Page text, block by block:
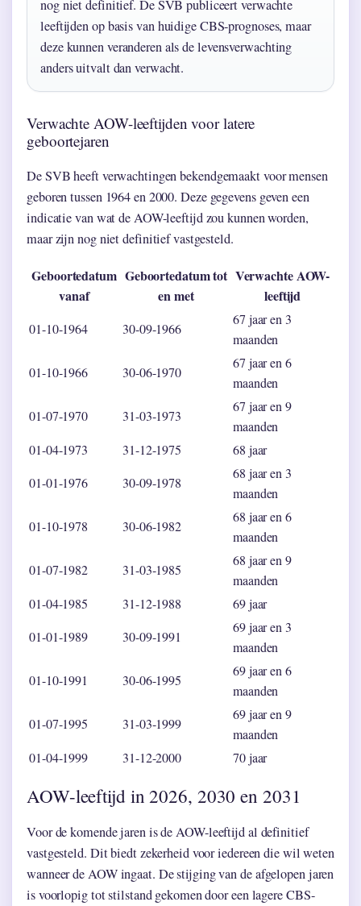
nog niet definitief. De SVB publiceert verwachte
leeftijden op basis van huidige CBS-prognoses, maar
deze kunnen veranderen als de levensverwachting
anders uitvalt dan verwacht.
Verwachte AOW-leeftijden voor latere
geboortejaren
De SVB heeft verwachtingen bekendgemaakt voor mensen
geboren tussen 1964 en 2000. Deze gegevens geven een
indicatie van wat de AOW-leeftijd zou kunnen worden,
maar zijn nog niet definitief vastgesteld.
Geboortedatum
vanaf
Geboortedatum tot
en met
Verwachte AOW-
leeftijd
01-10-1964 30-09-1966
67 jaar en 3
maanden
01-10-1966
30-06-1970
67 jaar en 6
maanden
01-07-1970
31-03-1973
67 jaar en 9
maanden
01-04-1973
31-12-1975
68 jaar
01-01-1976
30-09-1978
68 jaar en 3
maanden
01-10-1978
30-06-1982
68 jaar en 6
maanden
01-07-1982
31-03-1985
68 jaar en 9
maanden
01-04-1985
31-12-1988
69 jaar
01-01-1989
30-09-1991
69 jaar en 3
maanden
01-10-1991
30-06-1995
69 jaar en 6
maanden
01-07-1995
31-03-1999
69 jaar en 9
maanden
01-04-1999
31-12-2000 70 jaar
AOW-leeftijd in 2026, 2030 en 2031
Voor de komende jaren is de AOW-leeftijd al definitief
vastgesteld. Dit biedt zekerheid voor iedereen die wil weten
wanneer de AOW ingaat. De stijging van de afgelopen jaren
is voorlopig tot stilstand gekomen door een lagere CBS-